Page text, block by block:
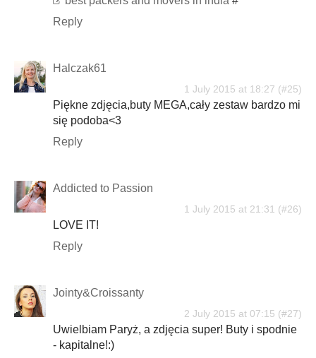
Reply
Halczak61
1 July 2015 at 18:27
Piękne zdjęcia,buty MEGA,cały zestaw bardzo mi
się podoba<3
Reply
Addicted to Passion
1 July 2015 at 21:31
LOVE IT!
Reply
Jointy&Croissanty
2 July 2015 at 07:15
Uwielbiam Paryż, a zdjęcia super! Buty i spodnie
- kapitalne!:)